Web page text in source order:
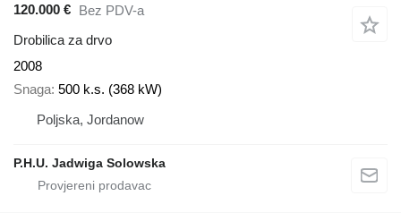
120.000 € Bez PDV-a
Drobilica za drvo
2008
Snaga 500 k.s. (368 kW)
Poljska, Jordanow
P.H.U. Jadwiga Solowska